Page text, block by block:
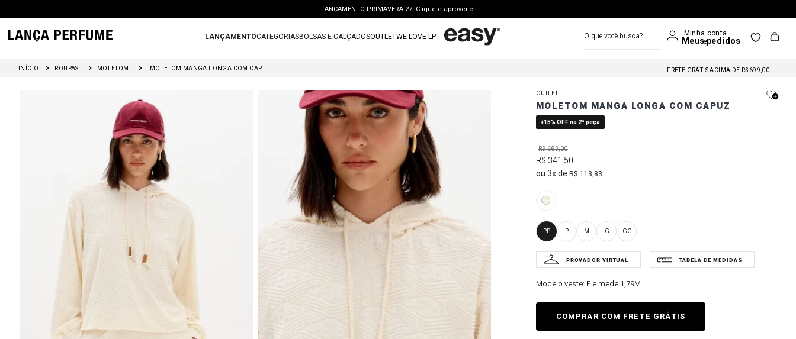
LANÇAMENTO PRIMAVERA 27. Clique e aproveite.
PERSONAL SHOPPER | garanta benefícios exclusivos. CONSULTAR >
FRETE GRÁTIS | a partir de R$ 699. APROVEITAR >
LANÇAMENTOCATEGORIASBOLSAS E CALÇADOSOUTLETWE LOVE LP
ROUPAS MOLETOM MOLETOM MANGA LONGA COM CAPUZ
FRETE GRÁTIS ACIMA DE R$699,00
FRETE GRÁTIS NAS COMPRAS A PARTIR DE R$699
FRETE GRÁTIS ACIMA DE R$699,00
OUTLET
MOLETOM MANGA LONGA COM CAPUZ
+15% OFF na 2ª peça
R$683,00
R$ 341,50
3
R$ 113,83
PP P M G GG
Modelo veste: P e mede 1,79M
2º
bolsa
3º
calca jeans
4
blusa
calca
6
bota
vestido curto
8º
t shirt